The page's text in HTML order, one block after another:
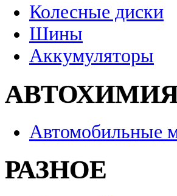
Колесные диски
Шины
Аккумуляторы
Автомобильные
РАЗНОЕ